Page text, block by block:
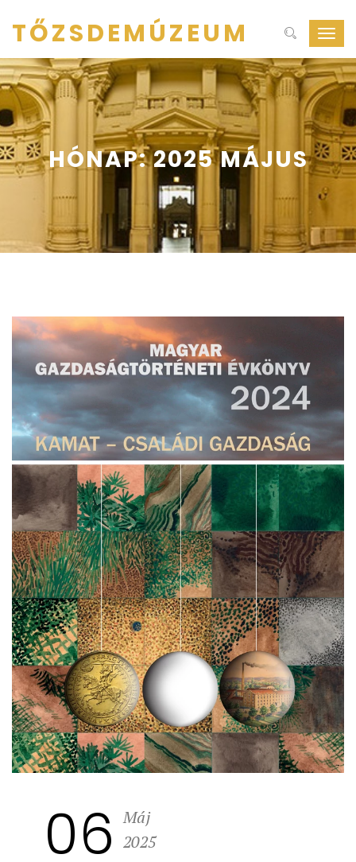
ki-
be
TŐZSDEMÚZEUM
HÓNAP:2025 MÁJUS
06 Máj
2025